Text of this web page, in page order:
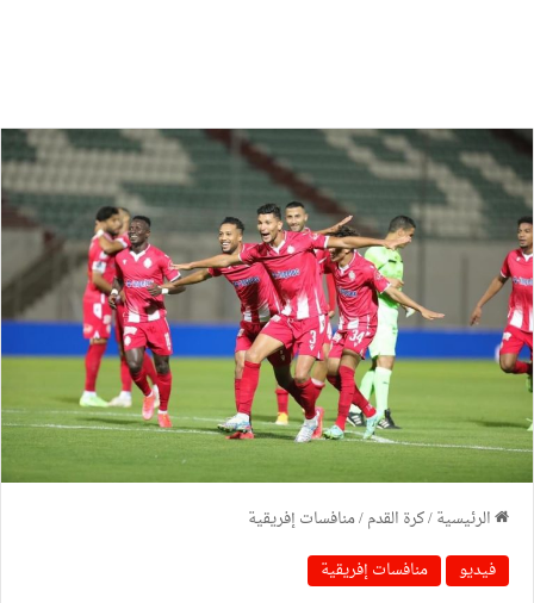
الرئيسية/كرة القدم/منافسات إفريقية
فيديو
منافسات إفريقية